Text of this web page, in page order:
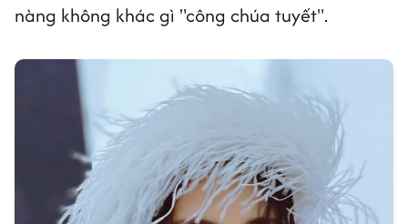
nàng không khác gì "công chúa tuyết".